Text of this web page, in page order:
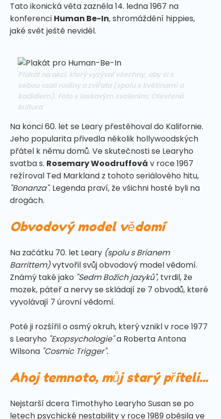
Tato ikonická věta zazněla 14. ledna 1967 na
konferenci Human Be-In, shromáždění hippies,
jaké svět ještě neviděl.
Plakát na akci, který vyzýval všechny, aby si s
sebou vzali rodiny a zvířata (spolu s květinami a
kadidlem). Foto s laskavým svolením: Otevřená
kultura
Na konci 60. let se Leary přestěhoval do Kalifornie.
Jeho popularita přivedla několik hollywoodských
přátel k němu domů. Ve skutečnosti se Learyho
svatba s. Rosemary Woodruffová v roce 1967
režíroval Ted Markland z tohoto seriálového hitu,
"Bonanza". Legenda praví, že všichni hosté byli na
drogách.
Obvodový model vědomí
Na začátku 70. let Leary (spolu s Brianem
Barrittem)vytvořil svůj obvodový model vědomí.
Známý také jako "Sedm Božích jazyků", tvrdil, že
mozek, páteř a nervy se skládají ze 7 obvodů, které
vyvolávají 7 úrovní vědomí.
Poté ji rozšířil o osmý okruh, který vznikl v roce 1977
s Learyho "Exopsychologie"a Roberta Antona
Wilsona "Cosmic Trigger".
Ahoj temnoto, můj starý příteli...
Nejstarší dcera Timothyho Learyho Susan se po
letech psychické nestability v roce 1989 oběsila ve